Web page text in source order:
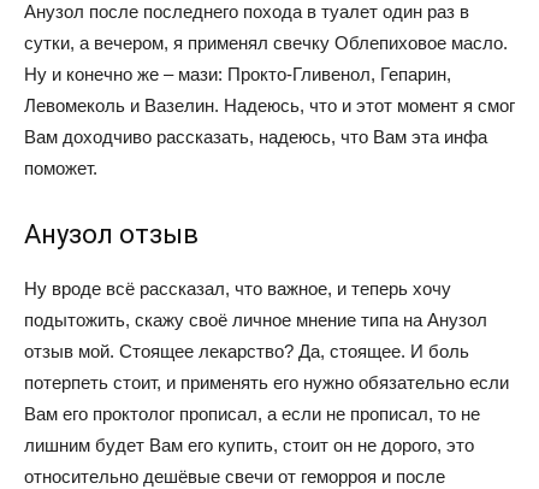
Анузол после последнего похода в туалет один раз в
сутки, а вечером, я применял свечку Облепиховое масло.
Ну и конечно же – мази: Прокто-Гливенол, Гепарин,
Левомеколь и Вазелин. Надеюсь, что и этот момент я смог
Вам доходчиво рассказать, надеюсь, что Вам эта инфа
поможет.
Анузол отзыв
Ну вроде всё рассказал, что важное, и теперь хочу
подытожить, скажу своё личное мнение типа на Анузол
отзыв мой. Стоящее лекарство? Да, стоящее. И боль
потерпеть стоит, и применять его нужно обязательно если
Вам его проктолог прописал, а если не прописал, то не
лишним будет Вам его купить, стоит он не дорого, это
относительно дешёвые свечи от геморроя и после